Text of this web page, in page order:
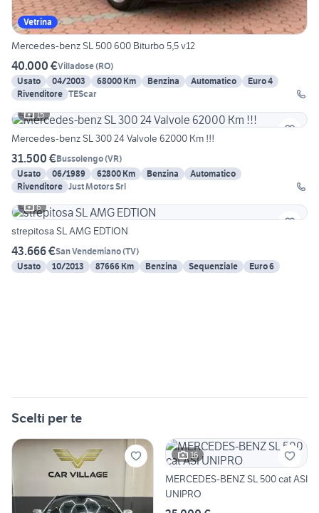
Vetrina
Mercedes-benz SL 500 600 Biturbo 5,5 v12
40.000 €Villadose(RO)
Usato
04/2003 68000 Km Benzina Automatico
Euro 4
Rivenditore TEScar
15
Mercedes-benz SL 300 24 Valvole 62000 Km !!!
31.500 €Bussolengo(VR)
Usato
06/1989 62800 Km Benzina
Automatico
Rivenditore Just Motors Srl
6
strepitosa SL AMG EDTION
43.666 €San Vendemiano(TV)
Usato
10/2013 87666 Km Benzina Sequenziale Euro 6
Scelti per te
16
MERCEDES-BENZ SL 500 cat ASI
UNIPRO